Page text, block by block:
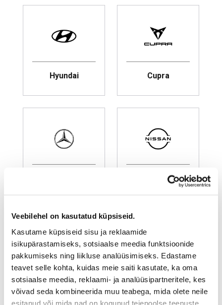
Veebilehel on kasutatud küpsiseid.
Kasutame küpsiseid sisu ja reklaamide
isikupärastamiseks, sotsiaalse meedia funktsioonide
pakkumiseks ning liikluse analüüsimiseks. Edastame
teavet selle kohta, kuidas meie saiti kasutate, ka oma
sotsiaalse meedia, reklaami- ja analüüsipartneritele, kes
võivad seda kombineerida muu teabega, mida olete neile
esitanud või mida nad on kogunud teiepoolse teenuste
Hyundai Cupra
Nissan
Peugeot Renault